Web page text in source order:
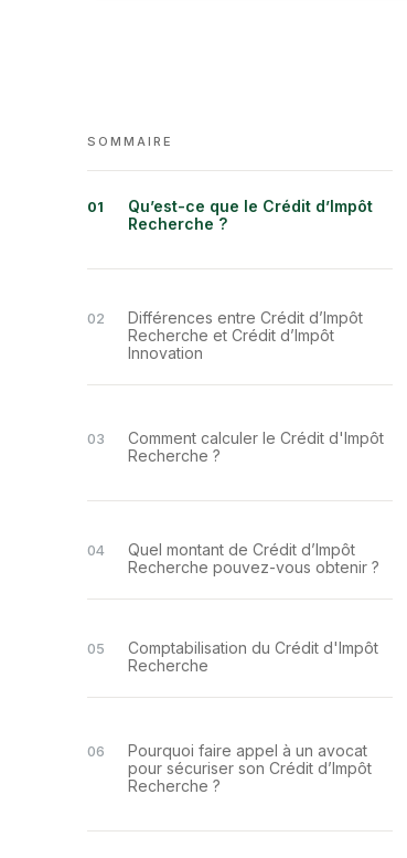
SOMMAIRE
Qu’est-ce que le Crédit d’Impôt
Recherche ?
Différences entre Crédit d’Impôt
Recherche et Crédit d’Impôt
Innovation
Comment calculer le Crédit d'Impôt
Recherche ?
Quel montant de Crédit d’Impôt
Recherche pouvez-vous obtenir ?
Comptabilisation du Crédit d'Impôt
Recherche
Pourquoi faire appel à un avocat
pour sécuriser son Crédit d’Impôt
Recherche ?